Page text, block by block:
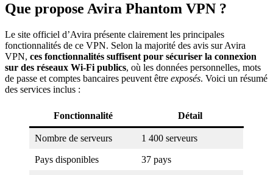
Que propose Avira Phantom VPN ?
Le site officiel d’Avira présente clairement les principales
fonctionnalités de ce VPN. Selon la majorité des avis sur Avira
VPN, ces fonctionnalités suffisent pour sécuriser la connexion
sur des réseaux Wi-Fi publics, où les données personnelles, mots
de passe et comptes bancaires peuvent être exposés. Voici un résumé
des services inclus :
Fonctionnalité Détail
Nombre de serveurs 1 400 serveurs
Pays disponibles 37 pays